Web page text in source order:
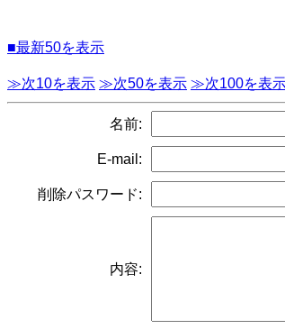
■最新50を表示
≫次10を表示 ≫次50を表示 ≫次100を表
名前:
E-mail:
削除パスワード:
内容: